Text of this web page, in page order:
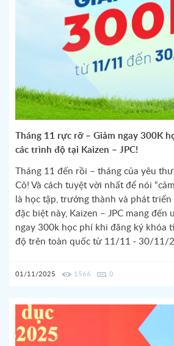
Tháng 11 rực rỡ – Giảm ngay 300K
các trình độ tại Kaizen – JPC!
Tháng 11 đến rồi – tháng của yêu
Cô! Và cách tuyệt vời nhất để nói
là học tập, trưởng thành và phát
đặc biệt này, Kaizen – JPC mang đến
ngay 300k học phí khi đăng ký khóa
độ trên toàn quốc từ 11/11 - 30/11/
01/11/2025 1566 0